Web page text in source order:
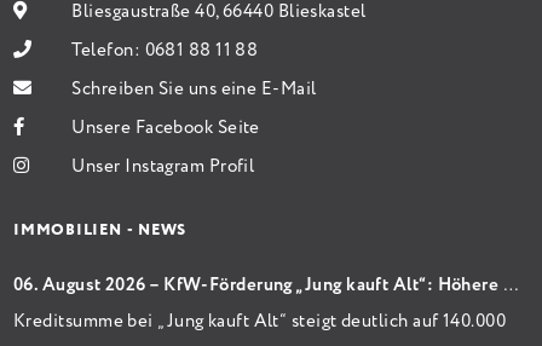
Bliesgaustraße 40, 66440 Blieskastel
Telefon: 0681 88 11 88
Schreiben Sie uns eine E-Mail
Unsere Facebook Seite
Unser Instagram Profil
IMMOBILIEN - NEWS
06. August 2026 – KfW-Förderung „Jung kauft Alt“: Höhere Kredite ab August 2026
Kreditsumme bei „Jung kauft Alt“ steigt deutlich auf 140.000